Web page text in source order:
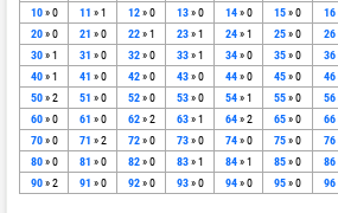
10» 0 11 » 1 12» 0 13» 0 14» 0 15» 0 16
20» 0 21 » 0 22» 1 23» 1 24» 1 25» 0 26
30» 1 31 » 0 32» 0 33» 1 34» 0 35» 0 36
40» 1 41 » 0 42» 0 43» 0 44» 0 45» 0 46
50» 2 51 » 0 52» 0 53» 0 54» 1 55» 0 56
60» 0 61 » 0 62» 2 63» 1 64» 2 65» 0 66
70» 0 71 » 2 72» 0 73» 0 74» 0 75» 0 76
80» 0 81 » 0 82» 0 83» 1 84» 1 85» 0 86
90» 2 91 » 0 92» 0 93» 0 94» 0 95» 0 96